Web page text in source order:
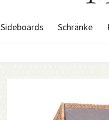
Sideboards Schränke